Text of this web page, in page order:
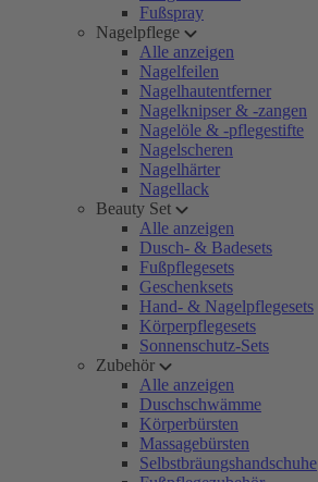
Fußspray
Nagelpflege
Alle anzeigen
Nagelfeilen
Nagelhautentferner
Nagelknipser & -zangen
Nagelöle & -pflegestifte
Nagelscheren
Nagelhärter
Nagellack
Beauty Set
Alle anzeigen
Dusch- & Badesets
Fußpflegesets
Geschenksets
Hand- & Nagelpflegesets
Körperpflegesets
Sonnenschutz-Sets
Zubehör
Alle anzeigen
Duschschwämme
Körperbürsten
Massagebürsten
Selbstbräungshandschuhe